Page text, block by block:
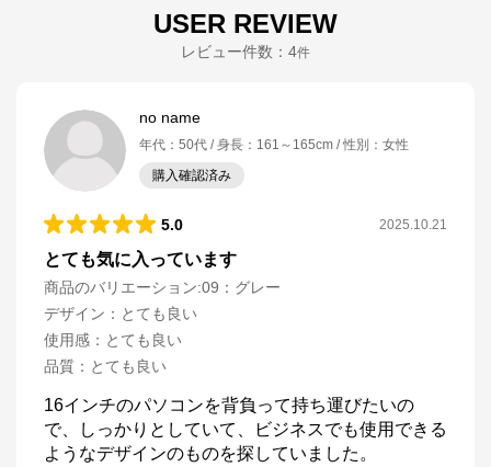
USER REVIEW
レビュー件数： 4件
no name
年代 ： 50代 身長 ： 161～165cm 性別 ： 女性
購入確認済み
5.0 2025.10.21
とても気に入っています
商品のバリエーション:09：グレー
デザイン ： とても良い
使用感 ： とても良い
品質 ： とても良い
16インチのパソコンを背負って持ち運びたいの
で、しっかりとしていて、ビジネスでも使用できる
ようなデザインのものを探していました。